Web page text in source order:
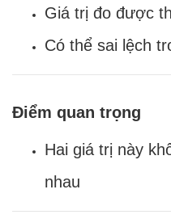
Giá trị đo được
Có thể sai lệch
Điểm quan trọng
Hai giá trị này
nhau